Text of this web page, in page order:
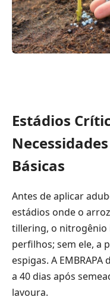
Estádios
Básicas
Antes de aplicar
estádios onde o
tillering, o nitrogênio
perfilhos; sem ele, a
espigas. A
a 40 dias após
lavoura.